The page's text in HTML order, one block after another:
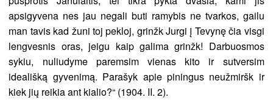
apsigyvena nes jau negali buti ramybis ne tvarkos, gailu
man tavis kad žuni toj pekloj, grinžk Jurgi į Tevynę čia visgi
lengvesnis oras, jeigu kaip galima grinžk! Darbuosmos
sykiu, nuliudyme paremsim vienas kito ir sutversim
ideališką gyvenimą. Parašyk apie piningus neužmiršk ir
kiek jių reikia ant kialio?“ (1904. II. 2).